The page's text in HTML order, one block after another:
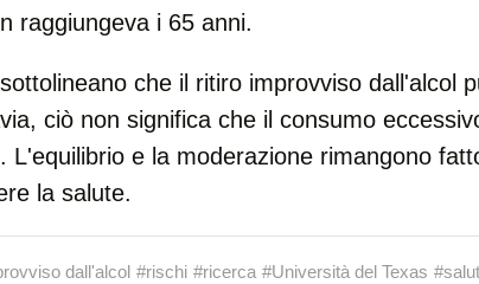
raggiungeva i 65 anni.
che il ritiro improvviso dall'alcol
ciò non significa che il consumo
L'equilibrio e la moderazione rimangono
la salute.
dall'alcol #rischi #ricerca #Università del Texas